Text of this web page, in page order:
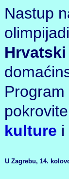
Nastup
kulture i
U Zagrebu, 14.